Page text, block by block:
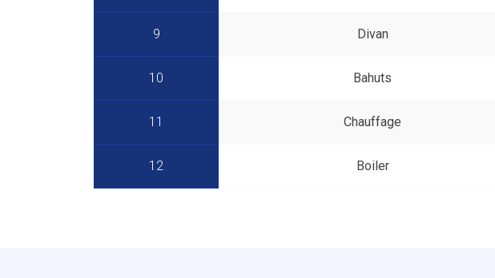
9 Divan
10 Bahuts
11 Chauffage
12 Boiler